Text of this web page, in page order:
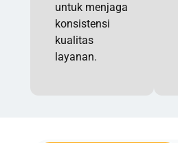
untuk menjaga
konsistensi
kualitas
layanan.